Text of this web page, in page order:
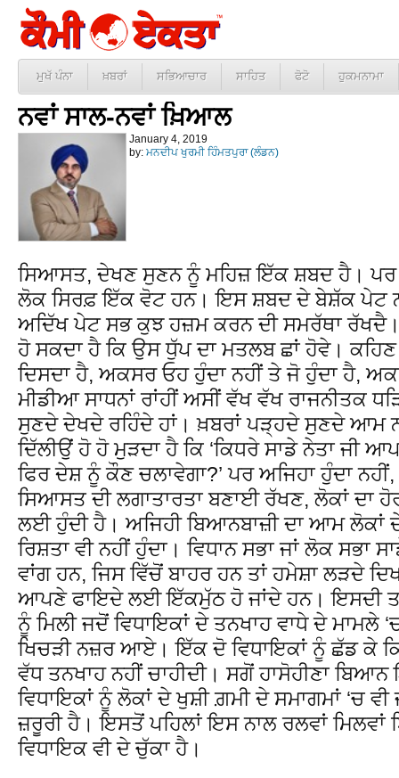
ਮੁਖੱ ਪੰਨਾ ਖ਼ਬਰਾਂ ਸਭਿਆਚਾਰ ਸਾਹਿਤ ਫੋਟੋ ਹੁਕਮਨਾਮਾ
ਨਵਾਂ ਸਾਲ-ਨਵਾਂ ਖ਼ਿਆਲ
January 4, 2019
by: ਮਨਦੀਪ ਖੁਰਮੀ ਹਿੰਮਤਪੁਰਾ (ਲੰਡਨ)
ਸਿਆਸਤ, ਦੇਖਣ ਸੁਣਨ ਨੂੰ ਮਹਿਜ਼ ਇੱਕ ਸ਼ਬਦ ਹੈ।
ਲੋਕ ਸਿਰਫ਼ ਇੱਕ ਵੋਟ ਹਨ। ਇਸ ਸ਼ਬਦ ਦੇ ਬੇਸ਼ੱਕ ਪੇਟ
ਅਦਿੱਖ ਪੇਟ ਸਭ ਕੁਝ ਹਜ਼ਮ ਕਰਨ ਦੀ ਸਮਰੱਥਾ
ਹੋ ਸਕਦਾ ਹੈ ਕਿ ਉਸ ਧੁੱਪ ਦਾ ਮਤਲਬ ਛਾਂ ਹੋਵੇ।
ਦਿਸਦਾ ਹੈ, ਅਕਸਰ ਓਹ ਹੁੰਦਾ ਨਹੀਂ ਤੇ ਜੋ ਹੁੰਦਾ ਹੈ,
ਮੀਡੀਆ ਸਾਧਨਾਂ ਰਾਂਹੀਂ ਅਸੀਂ ਵੱਖ ਵੱਖ
ਸੁਣਦੇ ਦੇਖਦੇ ਰਹਿੰਦੇ ਹਾਂ। ਖ਼ਬਰਾਂ ਪੜ੍ਹਦੇ ਸੁਣਦੇ ਆਮ
ਦਿੱਲੀਉਂ ਹੋ ਹੋ ਮੁੜਦਾ ਹੈ ਕਿ ‘ਕਿਧਰੇ ਸਾਡੇ ਨੇਤਾ ਜੀ
ਫਿਰ ਦੇਸ਼ ਨੂੰ ਕੌਣ ਚਲਾਵੇਗਾ?’ ਪਰ ਅਜਿਹਾ ਹੁੰਦਾ
ਸਿਆਸਤ ਦੀ ਲਗਾਤਾਰਤਾ ਬਣਾਈ ਰੱਖਣ, ਲੋਕਾਂ ਦਾ
ਲਈ ਹੁੰਦੀ ਹੈ। ਅਜਿਹੀ ਬਿਆਨਬਾਜ਼ੀ ਦਾ ਆਮ ਲੋਕਾਂ
ਰਿਸ਼ਤਾ ਵੀ ਨਹੀਂ ਹੁੰਦਾ। ਵਿਧਾਨ ਸਭਾ ਜਾਂ ਲੋਕ ਸਭਾ
ਵਾਂਗ ਹਨ, ਜਿਸ ਵਿੱਚੋਂ ਬਾਹਰ ਹਨ ਤਾਂ ਹਮੇਸ਼ਾ ਲੜਦੇ
ਆਪਣੇ ਫਾਇਦੇ ਲਈ ਇੱਕਮੁੱਠ ਹੋ ਜਾਂਦੇ ਹਨ। ਇਸਦੀ
ਨੂੰ ਮਿਲੀ ਜਦੋਂ ਵਿਧਾਇਕਾਂ ਦੇ ਤਨਖਾਹ ਵਾਧੇ ਦੇ ਮਾਮਲੇ
ਖਿਚੜੀ ਨਜ਼ਰ ਆਏ। ਇੱਕ ਦੋ ਵਿਧਾਇਕਾਂ ਨੂੰ ਛੱਡ ਕੇ
ਵੱਧ ਤਨਖਾਹ ਨਹੀਂ ਚਾਹੀਦੀ। ਸਗੋਂ ਹਾਸੋਹੀਣਾ
ਵਿਧਾਇਕਾਂ ਨੂੰ ਲੋਕਾਂ ਦੇ ਖੁਸ਼ੀ ਗ਼ਮੀ ਦੇ ਸਮਾਗਮਾਂ ‘ਚ ਵੀ
ਜ਼ਰੂਰੀ ਹੈ। ਇਸਤੋਂ ਪਹਿਲਾਂ ਇਸ ਨਾਲ ਰਲਵਾਂ ਮਿਲਵਾਂ
ਵਿਧਾਇਕ ਵੀ ਦੇ ਚੁੱਕਾ ਹੈ।